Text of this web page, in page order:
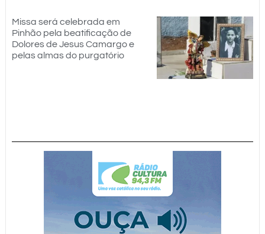
Missa será celebrada em
Pinhão pela beatificação de
Dolores de Jesus Camargo e
pelas almas do purgatório